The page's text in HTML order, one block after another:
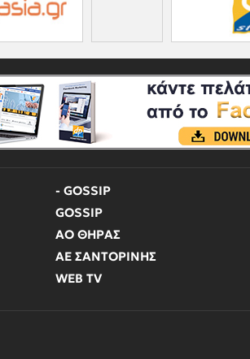
- GOSSIP
GOSSIP
ΑΟ ΘΗΡΑΣ
ΑΕ ΣΑΝΤΟΡΙΝΗΣ
WEB TV